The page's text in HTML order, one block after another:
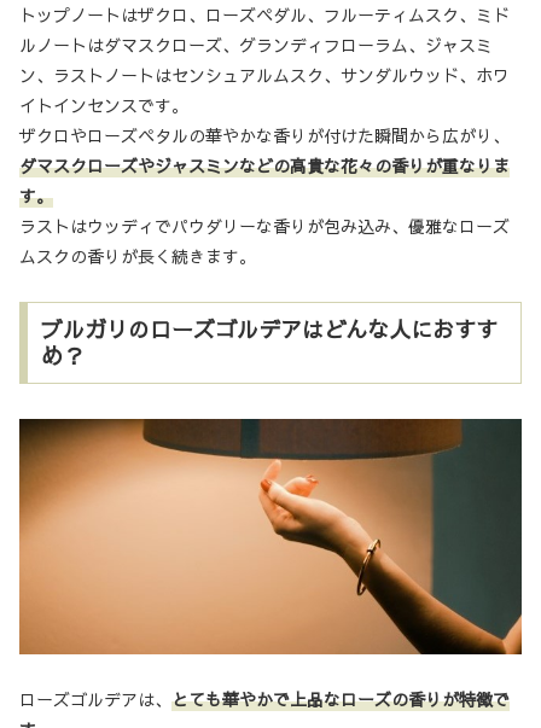
トップノートはザクロ、ローズペダル、フルーティムスク、ミド
ルノートはダマスクローズ、グランディフローラム、ジャスミ
ン、ラストノートはセンシュアルムスク、サンダルウッド、ホワ
イトインセンスです。
ザクロやローズペタルの華やかな香りが付けた瞬間から広がり、
ダマスクローズやジャスミンなどの高貴な花々の香りが重なりま
す。
ラストはウッディでパウダリーな香りが包み込み、優雅なローズ
ムスクの香りが長く続きます。
ブルガリのローズゴルデアはどんな人におすす
め？
ローズゴルデアは、 とても華やかで上品なローズの香りが特徴で